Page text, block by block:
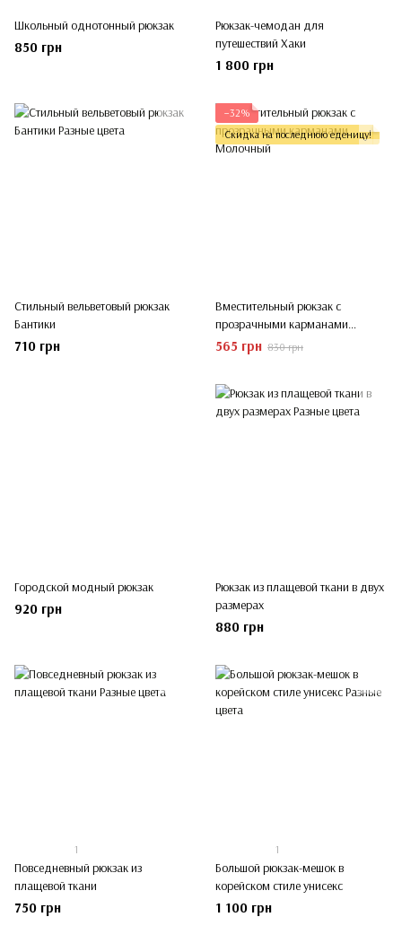
Школьный однотонный рюкзак
850 грн
Рюкзак-чемодан для
путешествий Хаки
1 800 грн
Стильный вельветовый рюкзак
Бантики
710 грн
−32%
Скидка на последнюю еденицу!
Вместительный рюкзак с
прозрачными карманами
Молочный
565 грн 830 грн
Городской модный рюкзак
920 грн
Рюкзак из плащевой ткани в двух
размерах
880 грн
1
Повседневный рюкзак из
плащевой ткани
750 грн
1
Большой рюкзак-мешок в
корейском стиле унисекс
1 100 грн